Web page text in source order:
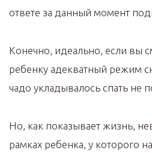
ответе за данный момент
Конечно, идеально, если вы
ребенку адекватный режим
чадо укладывалось спать не
Но, как показывает жизнь,
рамках ребенка, у которого